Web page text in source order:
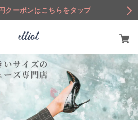
クーポンはこちらをタップ